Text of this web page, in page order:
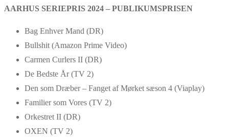
AARHUS SERIEPRIS 2024 – PUBLIKUMSPRISEN
Bag Enhver Mand (DR)
Bullshit (Amazon Prime Video)
Carmen Curlers II (DR)
De Bedste År (TV 2)
Den som Dræber – Fanget af Mørket sæson 4 (Viaplay)
Familier som Vores (TV 2)
Orkestret II (DR)
OXEN (TV 2)